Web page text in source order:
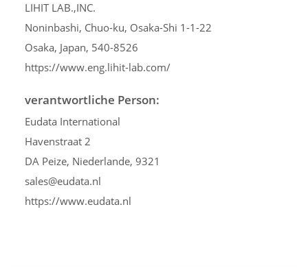
LIHIT LAB.,INC.
Noninbashi, Chuo-ku, Osaka-Shi 1-1-22
Osaka, Japan, 540-8526
https://www.eng.lihit-lab.com/
verantwortliche Person:
Eudata International
Havenstraat 2
DA Peize, Niederlande, 9321
sales@eudata.nl
https://www.eudata.nl